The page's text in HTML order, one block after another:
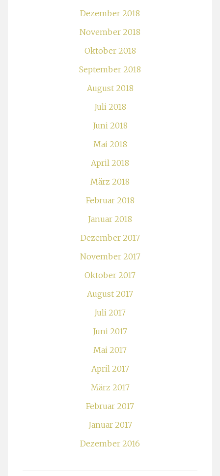
Dezember 2018
November 2018
Oktober 2018
September 2018
August 2018
Juli 2018
Juni 2018
Mai 2018
April 2018
März 2018
Februar 2018
Januar 2018
Dezember 2017
November 2017
Oktober 2017
August 2017
Juli 2017
Juni 2017
Mai 2017
April 2017
März 2017
Februar 2017
Januar 2017
Dezember 2016